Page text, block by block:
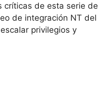
críticas de esta serie de
de integración NT del
privilegios y